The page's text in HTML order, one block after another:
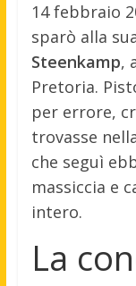
14 febbraio
sparò alla
Steenkamp,
Pretoria.
per errore,
trovasse
che seguì
massiccia e
intero.
La